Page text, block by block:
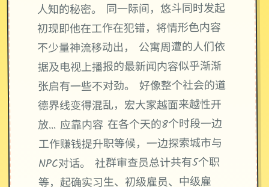
人知的秘密。 同一际间，悠斗同时发起
初现即他在工作在犯错，将情形色内容
不少量神流移动出， 公寓周遭的人们依
据及电视上播报的最新闻内容似乎渐渐
张启有一些不对劲。 好像整个社会的道
德界线变得混乱，宏大家越面来越性开
放… 应靠内容 在各个天的8个时段一边
工作赚钱提升职等候，一边探索城市与
NPC对话。 社群审查员总计共有5个职